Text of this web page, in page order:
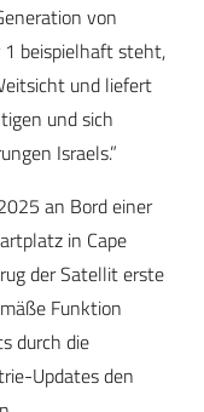
von
beispielhaft steht,
und liefert
und sich
Israels.”
an Bord einer
in Cape
der Satellit erste
Funktion
durch die
Updates den